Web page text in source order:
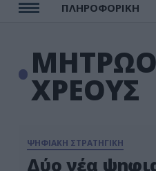
ΠΛΗΡΟΦΟΡΙΚΗ
ΜΗΤΡΩΟ
ΧΡΕΟΥΣ
ΨΗΦΙΑΚΗ ΣΤΡΑΤΗΓΙΚΗ
Δύο νέα